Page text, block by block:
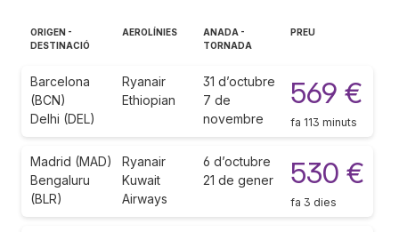
ORIGEN -
DESTINACIÓ
AEROLÍNIES
ANADA -
TORNADA
PREU
Barcelona
(BCN)
Delhi (DEL)
Ryanair
Ethiopian
31 d’octubre
7 de
novembre
569 €
fa 113 minuts
Madrid (MAD)
Bengaluru
(BLR)
Ryanair
Kuwait
Airways
6 d’octubre
21 de gener
530 €
fa 3 dies